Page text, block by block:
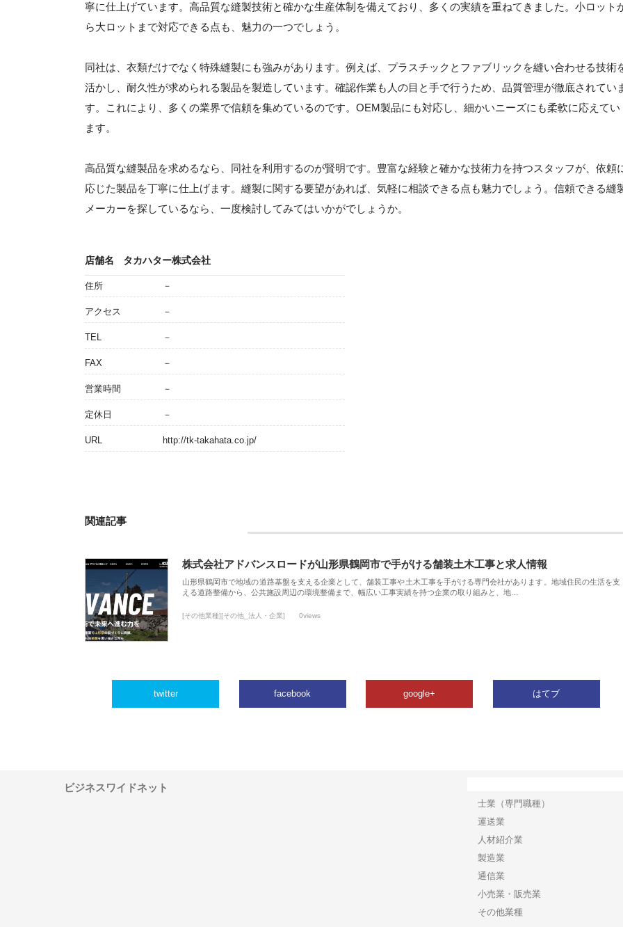
寧に仕上げています。高品質な縫製技術と確かな生産体制を備えており、多くの実績を重ねてきました。小ロット
ら大ロットまで対応できる点も、魅力の一つでしょう。
同社は、衣類だけでなく特殊縫製にも強みがあります。例えば、プラスチックとファブリックを縫い合わせる技術
活かし、耐久性が求められる製品を製造しています。確認作業も人の目と手で行うため、品質管理が徹底されてい
す。これにより、多くの業界で信頼を集めているのです。OEM製品にも対応し、細かいニーズにも柔軟に応えてい
ます。
高品質な縫製品を求めるなら、同社を利用するのが賢明です。豊富な経験と確かな技術力を持つスタッフが、依頼
応じた製品を丁寧に仕上げます。縫製に関する要望があれば、気軽に相談できる点も魅力でしょう。信頼できる縫
メーカーを探しているなら、一度検討してみてはいかがでしょうか。
店舗名 タカハター株式会社
住所 －
アクセス －
TEL －
FAX －
営業時間 －
定休日 －
URL http://tk-takahata.co.jp/
関連記事
株式会社アドバンスロードが山形県鶴岡市で手がける舗装土木工事と求人情報
山形県鶴岡市で地域の道路基盤を支える企業として、舗装工事や土木工事を手がける専門会社があります。地域住民の生活を支
える道路整備から、公共施設周辺の環境整備まで、幅広い工事実績を持つ企業の取り組みと、地…
[その他業種][その他_法人・企業] 0views
twitter facebook google+ はてブ
ビジネスワイドネット
士業（専門職種）
運送業
人材紹介業
製造業
通信業
小売業・販売業
その他業種